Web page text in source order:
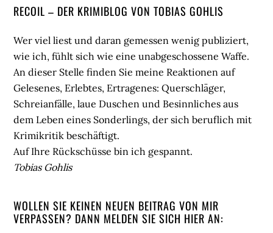
Seitenspalte
RECOIL – DER KRIMIBLOG VON TOBIAS GOHLIS
Wer viel liest und daran gemessen wenig publiziert,
wie ich, fühlt sich wie eine unabgeschossene Waffe.
An dieser Stelle finden Sie meine Reaktionen auf
Gelesenes, Erlebtes, Ertragenes: Querschläger,
Schreianfälle, laue Duschen und Besinnliches aus
dem Leben eines Sonderlings, der sich beruflich mit
Krimikritik beschäftigt.
Auf Ihre Rückschüsse bin ich gespannt.
Tobias Gohlis
WOLLEN SIE KEINEN NEUEN BEITRAG VON MIR
VERPASSEN? DANN MELDEN SIE SICH HIER AN: